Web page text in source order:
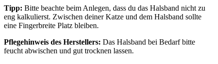
Tipp: Bitte beachte beim Anlegen, dass du das Halsband nicht zu
eng kalkulierst. Zwischen deiner Katze und dem Halsband sollte
eine Fingerbreite Platz bleiben.
Pflegehinweis des Herstellers: Das Halsband bei Bedarf bitte
feucht abwischen und gut trocknen lassen.